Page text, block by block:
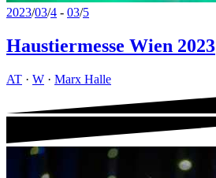
2023/03/4 - 03/5
Haustiermesse Wien 2023
AT · W · Marx Halle